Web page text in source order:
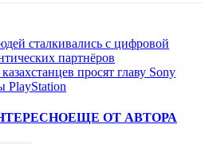
сталкивались с цифровой
партнёров
просят главу Sony
PlayStation
ЕЩЕ ОТ АВТОРА